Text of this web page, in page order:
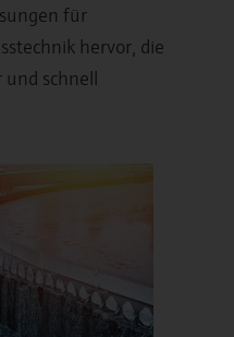
für
hervor, die
schnell